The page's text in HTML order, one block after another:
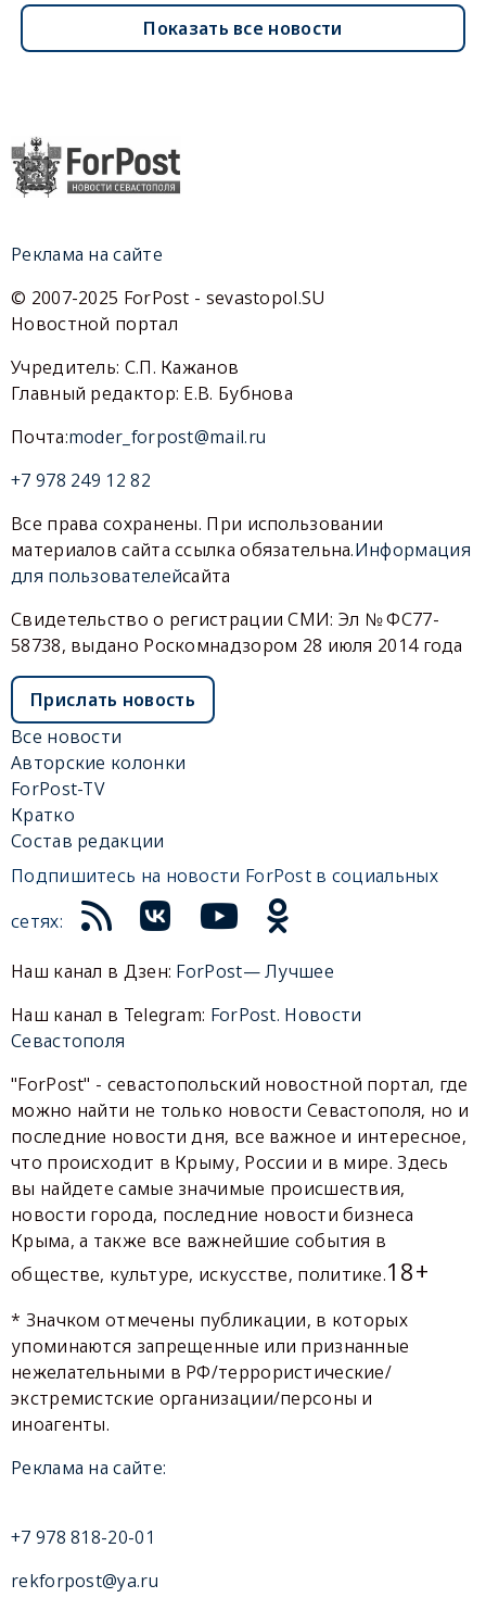
Показать все новости
Реклама на сайте
© 2007-2025 ForPost - sevastopol.SU
Новостной портал
Учредитель: С.П. Кажанов
Главный редактор: Е.В. Бубнова
Почта:moder_forpost@mail.ru
+7 978 249 12 82
Все права сохранены. При использовании
материалов сайта ссылка обязательна.Информация
для пользователейсайта
Свидетельство о регистрации СМИ: Эл № ФС77-
58738, выдано Роскомнадзором 28 июля 2014 года
Прислать новость
Все новости
Авторские колонки
ForPost-TV
Кратко
Состав редакции
Подпишитесь на новости ForPost в социальных
сетях:
Наш канал в Дзен: ForPost— Лучшее
Наш канал в Telegram: ForPost. Новости
Севастополя
"ForPost" - севастопольский новостной портал, где
можно найти не только новости Севастополя, но и
последние новости дня, все важное и интересное,
что происходит в Крыму, России и в мире. Здесь
вы найдете самые значимые происшествия,
новости города, последние новости бизнеса
Крыма, а также все важнейшие события в
обществе, культуре, искусстве, политике.18+
* Значком отмечены публикации, в которых
упоминаются запрещенные или признанные
нежелательными в РФ/террористические/
экстремистские организации/персоны и
иноагенты.
Реклама на сайте:
+7 978 818-20-01
rekforpost@ya.ru